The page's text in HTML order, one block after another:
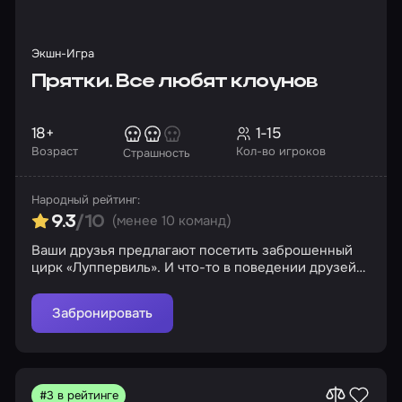
Экшн-Игра
Прятки. Все любят клоунов
Возраст
18+
Страшность Кол-во игроков
1-15
Народный рейтинг:
9.3/10 (менее 10 команд)
Ваши друзья предлагают посетить заброшенный
цирк «Луппервиль». И что-то в поведении друзей
Такую достопримечательность вы не можете
пропустить и, несмотря на наличие у цирка
ночного сторожа, отправляетесь туда… Сможете ли
как развернутся события. То, что кажется правдой,
Забронировать
#3 в рейтинге